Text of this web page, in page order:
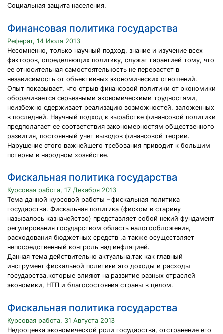
Социальная защита населения.
Финансовая политика государства
Реферат, 14 Июля 2013
Несомненно, только научный подход, знание и изучение всех
факторов, определяющих политику, служат гарантией тому, что
ее относительная самостоятельность не перерастет в
независимость от объективных экономических отношений.
Опыт показывает, что отрыв финансовой политики от экономики
оборачивается серьезными экономическими трудностями,
неизбежно сдерживает реализацию возможностей. заложенных
в последней. Научный подход к выработке финансовой политики
предполагает ее соответствия закономерностям общественного
развития, постоянный учет выводов финансовой теории.
Нарушение этого важнейшего требования приводит к большим
потерям в народном хозяйстве.
Фискальная политика государства
Курсовая работа, 17 Декабря 2013
Тема данной курсовой работы – фискальная политика
государства. Фискальная политика (фиском в старину
называлось казначейство) представляет собой некий фундамент
регулирования государством область налогообложения,
расходования бюджетных средств ,а также осуществляет
непосредственный контроль над инфляцией.
Данная тема действительно актуальна,так как главный
инструмент фискальной политики это доходы и расходы
государства,которые влияют на развитие разных отраслей
экономики, НТП и благосостояния страны в целом.
Фискальная политика государства
Курсовая работа, 31 Августа 2013
Недооценка экономической роли государства, отстранение его